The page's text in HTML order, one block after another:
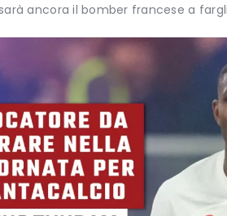
ancora il bomber francese a